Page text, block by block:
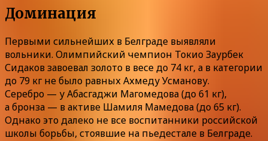
Доминация
Первыми сильнейших в Белграде выявляли
вольники. Олимпийский чемпион Токио Заурбек
Сидаков завоевал золото в весе до 74 кг, а в категории
до 79 кг не было равных Ахмеду Усманову.
Серебро — у Абасгаджи Магомедова (до 61 кг),
а бронза — в активе Шамиля Мамедова (до 65 кг).
Однако это далеко не все воспитанники российской
школы борьбы, стоявшие на пьедестале в Белграде.